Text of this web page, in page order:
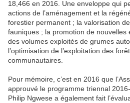
18,466 en 2016. Une enveloppe qui
actions de l’aménagement et la
forestier permanent ; la valorisation
fauniques ; la promotion de nouvelles
des volumes exploités de grumes
l’optimisation de l’exploitation des
communautaires.
Pour mémoire, c’est en 2016 que
approuvé le programme triennal
Philip Ngwese a également fait